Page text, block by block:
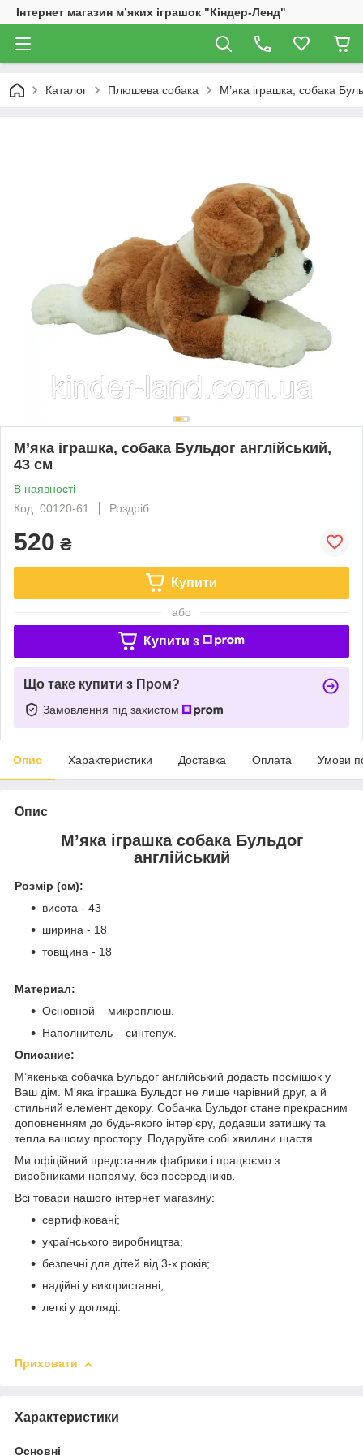
Інтернет магазин м’яких іграшок "Кіндер-Ленд"
Каталог Плюшева собака М’яка іграшка, собака
М’яка іграшка, собака Бульдог англійський,
43 см
В наявності
Код: 00120-61
Роздріб
520 ₴
Купити
або
Купити з
Що таке купити з Пром?
Замовлення під захистом
Опис Характеристики Доставка Оплата Умови
Опис
М’яка іграшка собака Бульдог
англійський
Розмір (см):
висота - 43
ширина - 18
товщина - 18
Материал:
Основной – микроплюш.
Наполнитель – синтепух.
Описание:
М’якенька собачка Бульдог англійський додасть посмішок у
Ваш дім. М'яка іграшка Бульдог не лише чарівний друг, а й
стильний елемент декору. Собачка Бульдог стане прекрасним
доповненням до будь-якого інтер'єру, додавши затишку та
тепла вашому простору. Подаруйте собі хвилини щастя.
Ми офіційний представник фабрики і працюємо з
виробниками напряму, без посередників.
Всі товари нашого інтернет магазину:
сертифіковані;
українського виробництва;
безпечні для дітей від 3-х років;
надійні у використанні;
легкі у догляді.
Приховати
Характеристики
Основні